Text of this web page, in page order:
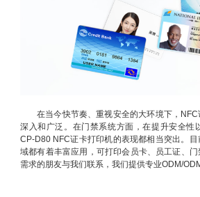
在当今快节奏、重视安全的大环境下，
深入和广泛。在门禁系统方面，在提升安全性
CP-D80 NFC证卡打印机的表现都相当突出。
域都有着丰富应用，可打印会员卡、员工证、
需求的朋友与我们联系，我们提供专业ODM/